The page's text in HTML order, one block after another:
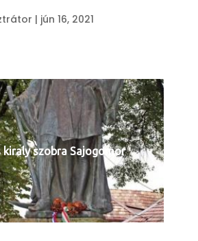
| jún 16, 2021
kiraly szobra Sajogomor